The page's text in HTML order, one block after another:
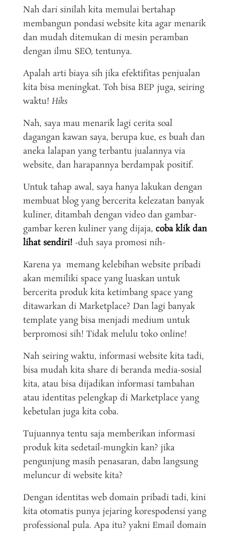
Nah dari sinilah kita memulai bertahap
membangun pondasi website kita agar menarik
dan mudah ditemukan di mesin peramban
dengan ilmu SEO, tentunya.
Apalah arti biaya sih jika efektifitas penjualan
kita bisa meningkat. Toh bisa BEP juga, seiring
waktu! Hiks
Nah, saya mau menarik lagi cerita soal
dagangan kawan saya, berupa kue, es buah dan
aneka lalapan yang terbantu jualannya via
website, dan harapannya berdampak positif.
Untuk tahap awal, saya hanya lakukan dengan
membuat blog yang bercerita kelezatan banyak
kuliner, ditambah dengan video dan gambar-
gambar keren kuliner yang dijaja, coba klik dan
lihat sendiri!-duh saya promosi nih-
Karena ya memang kelebihan website pribadi
akan memiliki space yang luaskan untuk
bercerita produk kita ketimbang space yang
ditawarkan di Marketplace? Dan lagi banyak
template yang bisa menjadi medium untuk
berpromosi sih! Tidak melulu toko online!
Nah seiring waktu, informasi website kita tadi,
bisa mudah kita share di beranda media-sosial
kita, atau bisa dijadikan informasi tambahan
atau identitas pelengkap di Marketplace yang
kebetulan juga kita coba.
Tujuannya tentu saja memberikan informasi
produk kita sedetail-mungkin kan? jika
pengunjung masih penasaran, dabn langsung
meluncur di website kita?
Dengan identitas web domain pribadi tadi, kini
kita otomatis punya jejaring korespodensi yang
professional pula. Apa itu? yakni Email domain